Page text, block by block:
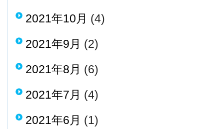
2021年10月 (4)
2021年9月 (2)
2021年8月 (6)
2021年7月 (4)
2021年6月 (1)